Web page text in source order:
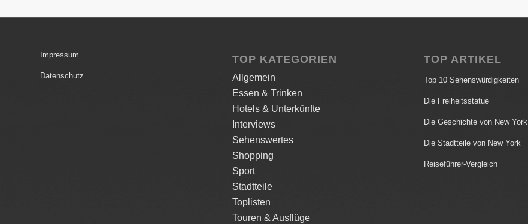
Impressum
Datenschutz
TOP KATEGORIEN
Allgemein
Essen & Trinken
Hotels & Unterkünfte
Interviews
Sehenswertes
Shopping
Sport
Stadtteile
Toplisten
Touren & Ausflüge
TOP ARTIKEL
Top 10 Sehenswürdigkeiten
Die Freiheitsstatue
Die Geschichte von New York
Die Stadtteile von New York
Reiseführer-Vergleich